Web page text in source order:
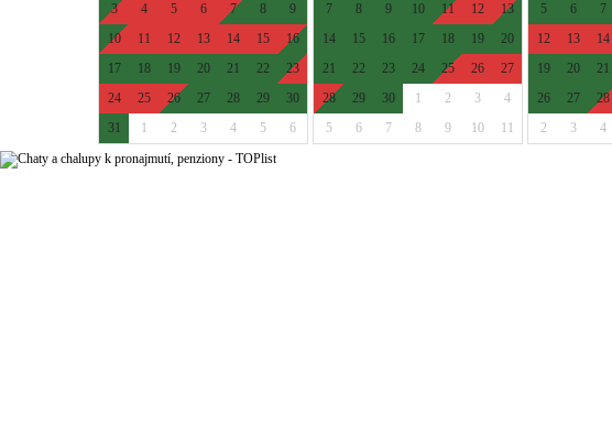
3
4 5 6 7 8
9
10
11 12 13 14 15
16
17
18 19 20 21 22
23
24
25 26 27 28 29
30
31
1 2 3 4 5 6
7
8 9 10 11 12
13
14
15 16 17 18 19
20
21
22 23 24 25 26
27
28
29 30 1 2 3
4
5
6 7 8 9 10 11
5
6 7
12
13 14
19
20 21
26
27 28
2
3 4